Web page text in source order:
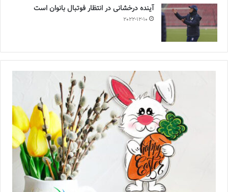
آینده درخشانی در انتظار فوتبال بانوان است
2022-12-10